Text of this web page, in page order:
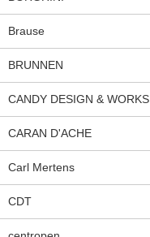
Brause
BRUNNEN
CANDY DESIGN & WORKS
CARAN D'ACHE
Carl Mertens
CDT